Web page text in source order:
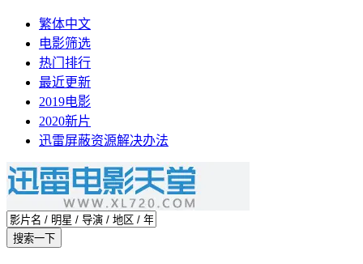
繁体中文
电影筛选
热门排行
最近更新
2019电影
2020新片
迅雷屏蔽资源解决办法